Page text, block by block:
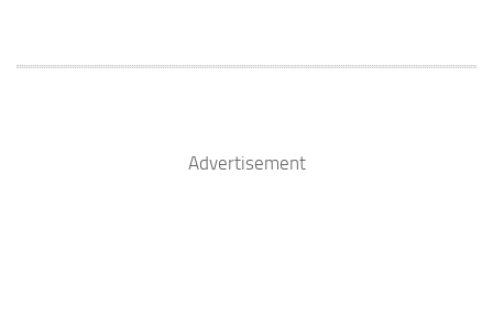
Advertisement